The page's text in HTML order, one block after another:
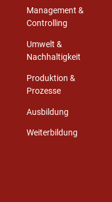
Management &
Controlling
Umwelt &
Nachhaltigkeit
Produktion &
Prozesse
Ausbildung
Weiterbildung